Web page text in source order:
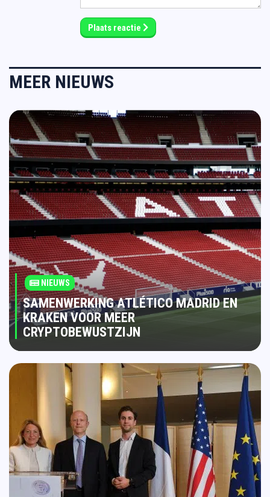
Plaats reactie
MEER NIEUWS
NIEUWS
SAMENWERKING ATLÉTICO MADRID EN
KRAKEN VOOR MEER
CRYPTOBEWUSTZIJN